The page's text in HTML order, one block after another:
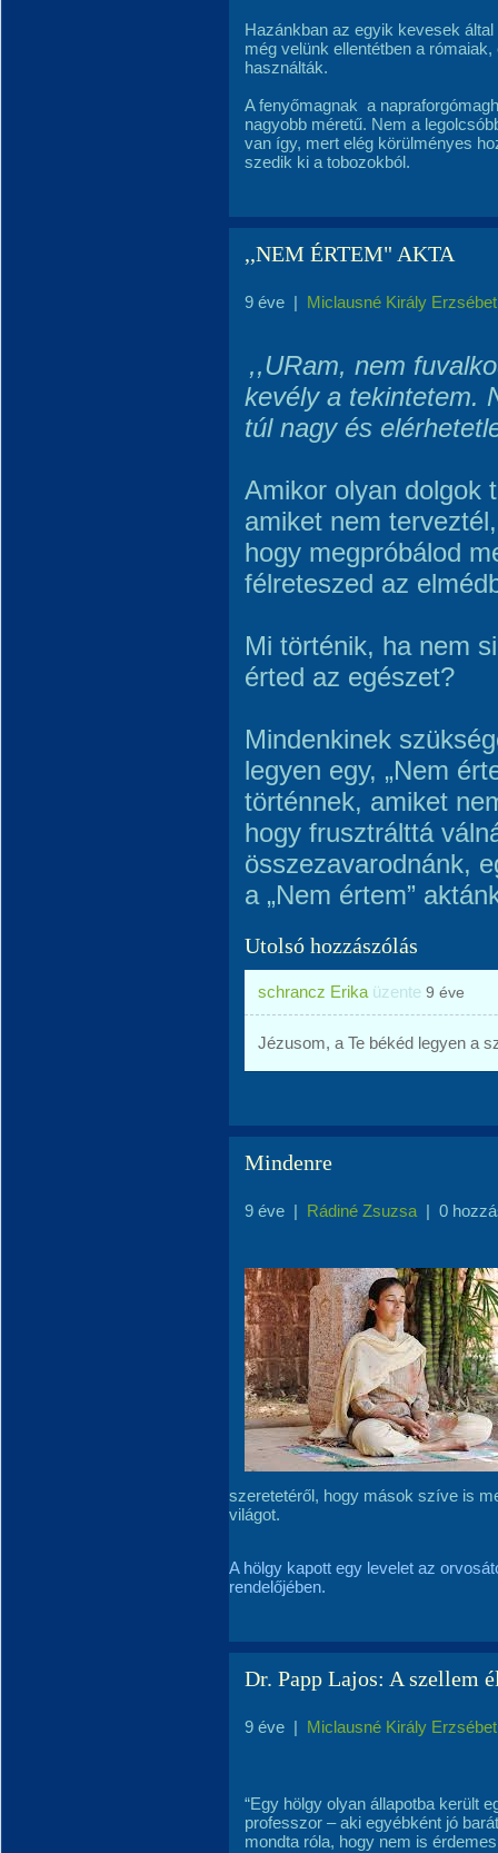
Hazánkban az egyik kevesek
még velünk ellentétben a
használták.
A fenyőmagnak a
nagyobb méretű. Nem a
van így, mert elég körülményes
szedik ki a tobozokból.
,,NEM ÉRTEM" AKTA
9 éve | Miclausné Király Erzsébet
,,URam, nem
kevély a tekintetem.
túl nagy és
Amikor olyan dolgok
amiket nem
hogy megpróbálod
félreteszed az
Mi történik, ha nem
érted az egészet?
Mindenkinek
legyen egy, „Nem
történnek, amiket
hogy frusztrálttá
összezavarodnánk,
a „Nem értem”
Utolsó hozzászólás
schrancz Erika üzente 9 éve
Jézusom, a Te békéd legyen a
Mindenre
9 éve | Rádiné Zsuzsa | 0
szeretetéről, hogy mások szíve is
világot.
A hölgy kapott egy levelet az
rendelőjében.
Dr. Papp Lajos: A szellem
9 éve | Miclausné Király Erzsébet
“Egy hölgy olyan állapotba került
professzor – aki egyébként jó
mondta róla, hogy nem is